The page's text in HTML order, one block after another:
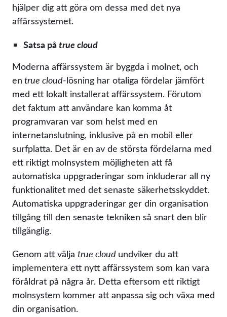
hjälper dig att göra om dessa med det nya
affärssystemet.
Satsa påtrue cloud
Moderna affärssystem är byggda i molnet, och
en true cloud-lösning har otaliga fördelar jämfört
med ett lokalt installerat affärssystem. Förutom
det faktum att användare kan komma åt
programvaran var som helst med en
internetanslutning, inklusive på en mobil eller
surfplatta. Det är en av de största fördelarna med
ett riktigt molnsystem möjligheten att få
automatiska uppgraderingar som inkluderar all ny
funktionalitet med det senaste säkerhetsskyddet.
Automatiska uppgraderingar ger din organisation
tillgång till den senaste tekniken så snart den blir
tillgänglig.
Genom att välja true cloud undviker du att
implementera ett nytt affärssystem som kan vara
föråldrat på några år. Detta eftersom ett riktigt
molnsystem kommer att anpassa sig och växa med
din organisation.